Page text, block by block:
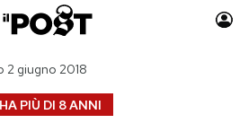
Auto
PIÙ DI 8 ANNI
2 giugno 2018